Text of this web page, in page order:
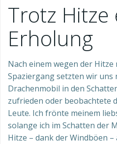
Trotz Hitze
Erholung
Nach einem wegen der
Spaziergang setzten wir uns
Drachenmobil in den
zufrieden oder beobachtete
Leute. Ich frönte meinem
solange ich im Schatten der
Hitze – dank der Windböen –